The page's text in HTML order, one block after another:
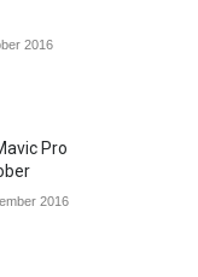
2016
Pro
2016